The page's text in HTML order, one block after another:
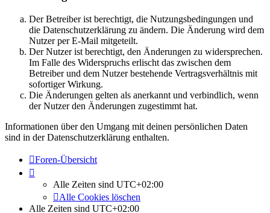
Der Betreiber ist berechtigt, die Nutzungsbedingungen und
die Datenschutzerklärung zu ändern. Die Änderung wird dem
Nutzer per E-Mail mitgeteilt.
Der Nutzer ist berechtigt, den Änderungen zu widersprechen.
Im Falle des Widerspruchs erlischt das zwischen dem
Betreiber und dem Nutzer bestehende Vertragsverhältnis mit
sofortiger Wirkung.
Die Änderungen gelten als anerkannt und verbindlich, wenn
der Nutzer den Änderungen zugestimmt hat.
Informationen über den Umgang mit deinen persönlichen Daten
sind in der Datenschutzerklärung enthalten.
Foren-Übersicht
Alle Zeiten sind UTC+02:00
Alle Cookies löschen
Alle Zeiten sind UTC+02:00